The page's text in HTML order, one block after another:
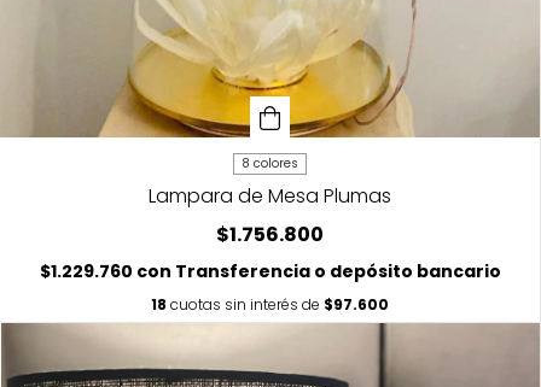
8 colores
Lampara de Mesa Plumas
$1.756.800
$1.229.760 con Transferencia o depósito bancario
18 cuotas sin interés de $97.600